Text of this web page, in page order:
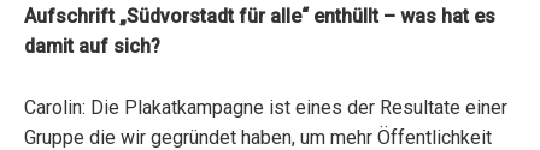
Aufschrift „Südvorstadt für alle“ enthüllt – was hat es
damit auf sich?
Carolin: Die Plakatkampagne ist eines der Resultate einer
Gruppe die wir gegründet haben, um mehr Öffentlichkeit